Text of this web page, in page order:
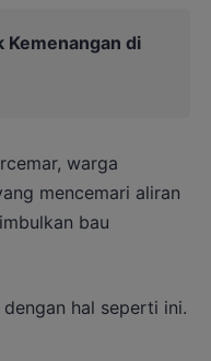
Kemenangan di
warga
mencemari aliran
bau
hal seperti ini.